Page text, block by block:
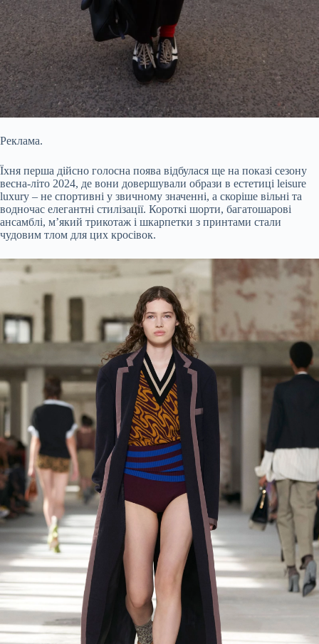
Реклама.
Їхня перша дійсно голосна поява відбулася ще на показі сезону
весна-літо 2024, де вони довершували образи в естетиці leisure
luxury – не спортивні у звичному значенні, а скоріше вільні та
водночас елегантні стилізації. Короткі шорти, багатошарові
ансамблі, м’який трикотаж і шкарпетки з принтами стали
чудовим тлом для цих кросівок.